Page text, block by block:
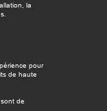
la
pour
de haute
de